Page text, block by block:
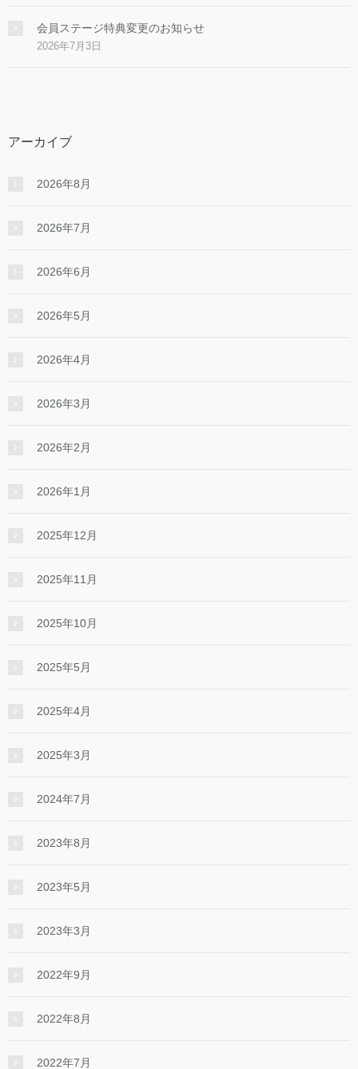
会員ステージ特典変更のお知らせ
2026年7月3日
アーカイブ
2026年8月
2026年7月
2026年6月
2026年5月
2026年4月
2026年3月
2026年2月
2026年1月
2025年12月
2025年11月
2025年10月
2025年5月
2025年4月
2025年3月
2024年7月
2023年8月
2023年5月
2023年3月
2022年9月
2022年8月
2022年7月